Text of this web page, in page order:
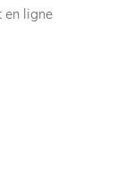
en ligne